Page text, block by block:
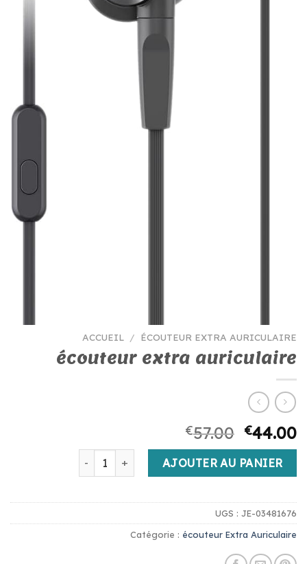
ACCUEIL / ÉCOUTEUR EXTRA AURICULAIRE
écouteur extra auriculaire
€57.00 €44.00
quantité de écouteur extra auriculaire
AJOUTER AU PANIER
UGS : JE-03481676
Catégorie : écouteur Extra Auriculaire